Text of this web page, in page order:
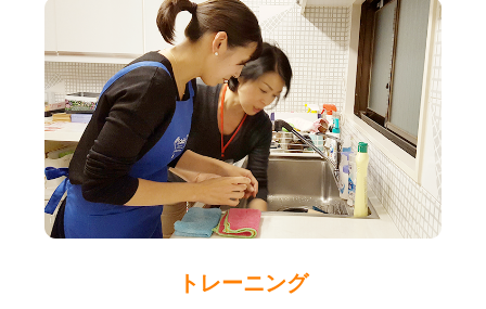
トレーニング